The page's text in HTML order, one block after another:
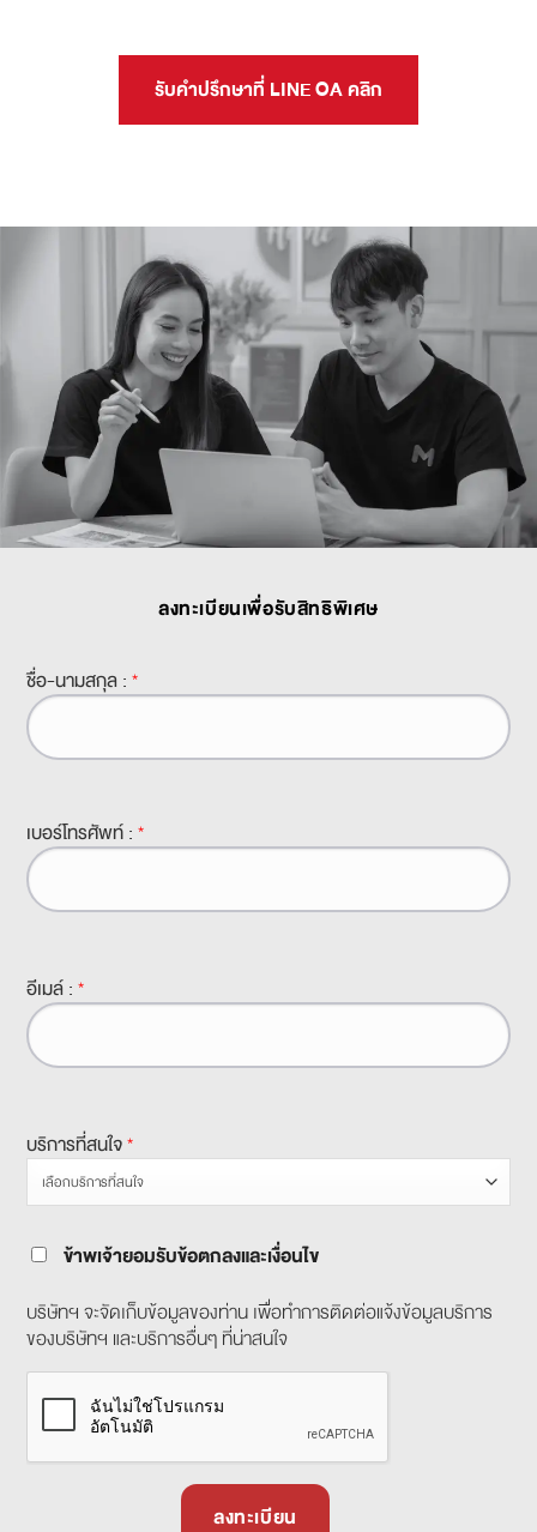
รับคำปรึกษาที่ LINE OA คลิก
ลงทะเบียนเพื่อรับสิทธิพิเศษ
ชื่อ-นามสกุล :*
เบอร์โทรศัพท์ :*
อีเมล์ :*
บริการที่สนใจ*
ข้าพเจ้ายอมรับข้อตกลงและเงื่อนไข
บริษัทฯ จะจัดเก็บข้อมูลของท่าน เพื่อทำการติดต่อแจ้งข้อมูลบริการ
ของบริษัทฯ และบริการอื่นๆ ที่น่าสนใจ